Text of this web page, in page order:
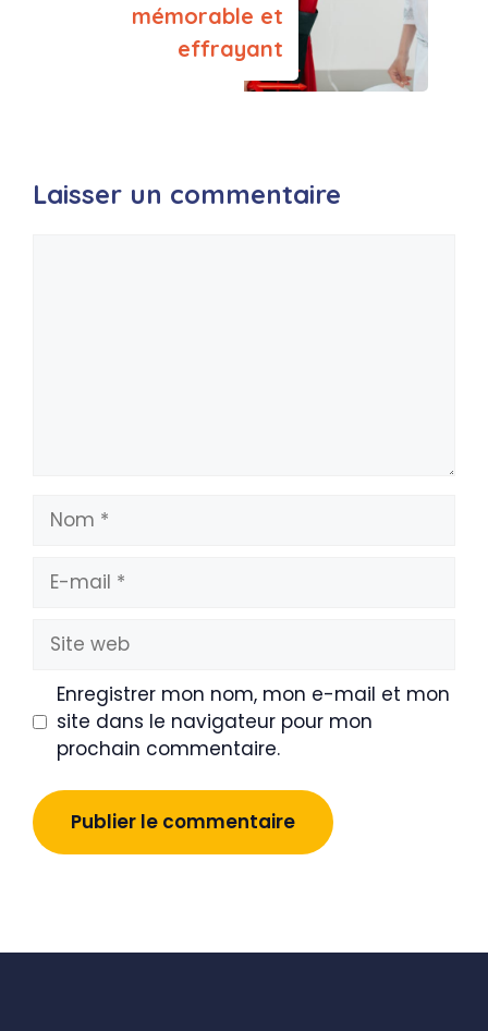
mémorable et
effrayant
Laisser un commentaire
Nom
mail
Site
web
Enregistrer mon nom, mon e-mail et mon
site dans le navigateur pour mon
prochain commentaire.